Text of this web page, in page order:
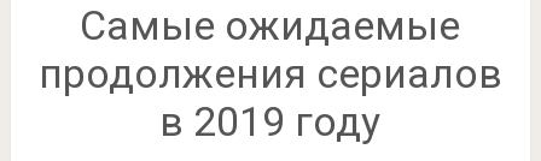
Самые ожидаемые
продолжения сериалов
в 2019 году